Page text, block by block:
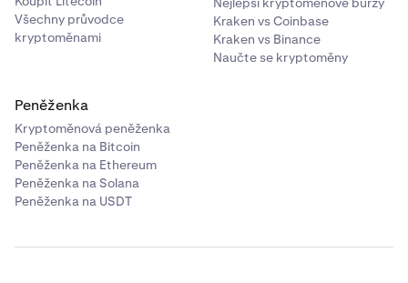
• TRX
• DOT
• MANA
• MATIC
• SOL
• AVAX
•
• FTM
Všechny průvodce
kryptoměnami
Kraken vs Coinbase
Kraken vs Binance
Naučte se kryptoměny
Peněženka
Kryptoměnová peněženka
Peněženka na Bitcoin
Peněženka na Ethereum
Peněženka na Solana
Peněženka na USDT